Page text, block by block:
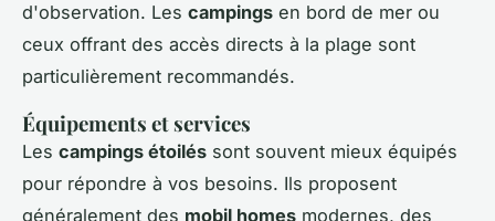
d'observation. Les campings en bord de mer ou
ceux offrant des accès directs à la plage sont
particulièrement recommandés.
Équipements et services
Les campings étoilés sont souvent mieux équipés
pour répondre à vos besoins. Ils proposent
généralement des mobil homes modernes, des